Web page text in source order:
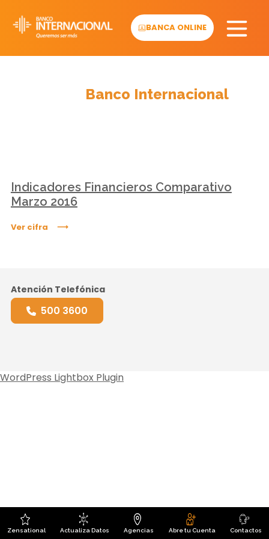
content
BANCA ONLINE
Banco Internacional
Indicadores Financieros Comparativo
Marzo 2016
Ver cifra
Atención Telefónica
500 3600
Zensational Actualiza Datos Agencias Abre tu Cuenta Contactos
WordPress Lightbox Plugin